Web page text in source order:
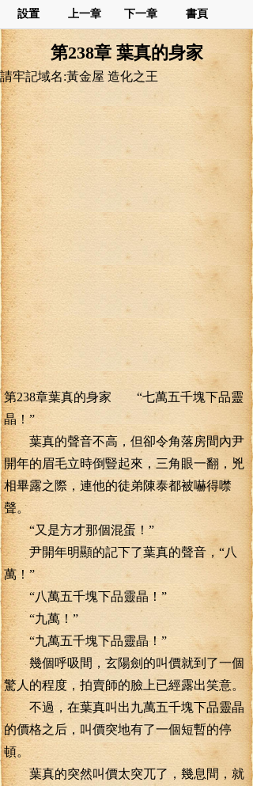
設置 上一章 下一章 書頁
第238章 葉真的身家
請牢記域名:黃金屋 造化之王
第238章葉真的身家 “七萬五千塊下品靈
晶！”
葉真的聲音不高，但卻令角落房間內尹
開年的眉毛立時倒豎起來，三角眼一翻，兇
相畢露之際，連他的徒弟陳泰都被嚇得噤
聲。
“又是方才那個混蛋！”
尹開年明顯的記下了葉真的聲音，“八
萬！”
“八萬五千塊下品靈晶！”
“九萬！”
“九萬五千塊下品靈晶！”
幾個呼吸間，玄陽劍的叫價就到了一個
驚人的程度，拍賣師的臉上已經露出笑意。
不過，在葉真叫出九萬五千塊下品靈晶
的價格之后，叫價突地有了一個短暫的停
頓。
葉真的突然叫價太突兀了，幾息間，就